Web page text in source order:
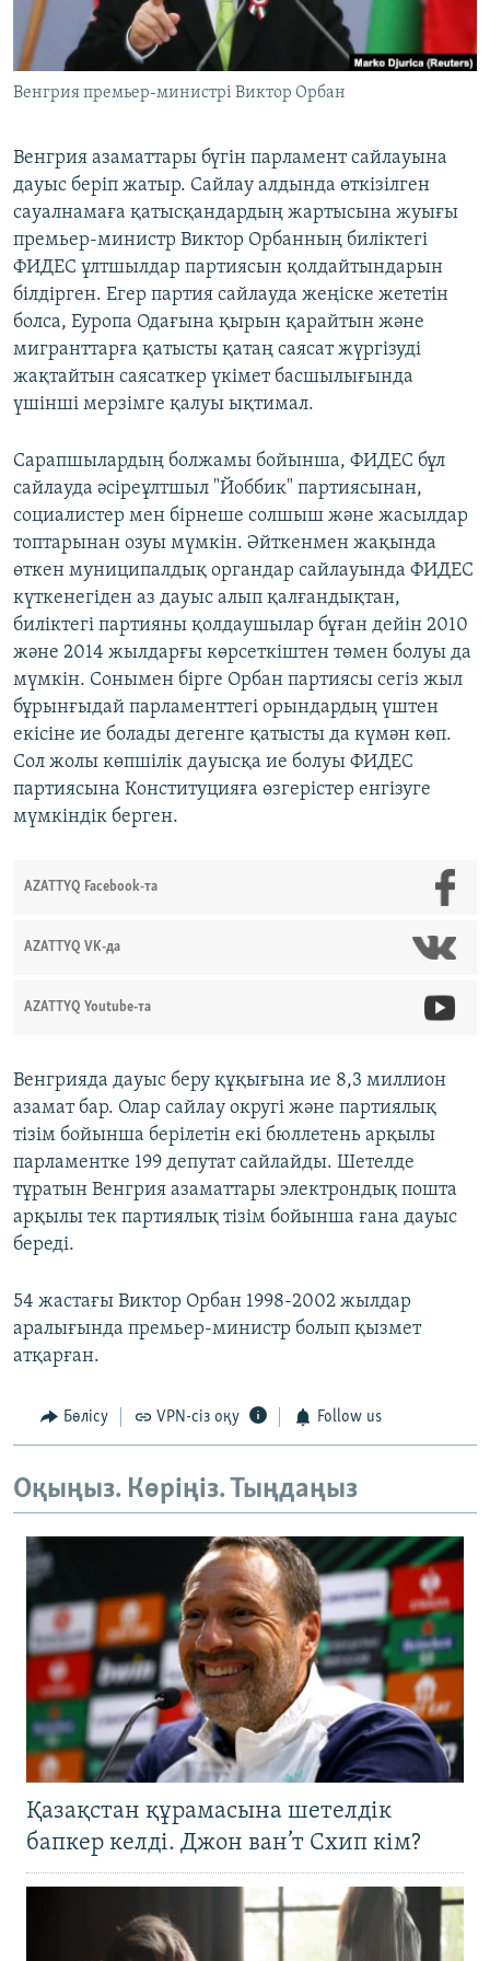
ЖАЗЫЛЫҢЫЗ
Венгрия премьер-министрі Виктор Орбан
Венгрия азаматтары бүгін парламент сайлауына
дауыс беріп жатыр. Сайлау алдында өткізілген
сауалнамаға қатысқандардың жартысына жуығы
премьер-министр Виктор Орбанның биліктегі
ФИДЕС ұлтшылдар партиясын қолдайтындарын
білдірген. Егер партия сайлауда жеңіске жететін
болса, Еуропа Одағына қырын қарайтын және
мигранттарға қатысты қатаң саясат жүргізуді
жақтайтын саясаткер үкімет басшылығында
үшінші мерзімге қалуы ықтимал.
Сарапшылардың болжамы бойынша, ФИДЕС бұл
сайлауда әсіреұлтшыл "Йоббик" партиясынан,
социалистер мен бірнеше солшыш және жасылдар
топтарынан озуы мүмкін. Әйткенмен жақында
өткен муниципалдық органдар сайлауында ФИДЕС
күткенегіден аз дауыс алып қалғандықтан,
биліктегі партияны қолдаушылар бұған дейін 2010
және 2014 жылдарғы көрсеткіштен төмен болуы да
мүмкін. Сонымен бірге Орбан партиясы сегіз жыл
бұрынғыдай парламенттегі орындардың үштен
екісіне ие болады дегенге қатысты да күмән көп.
Сол жолы көпшілік дауысқа ие болуы ФИДЕС
партиясына Конституцияға өзгерістер енгізуге
мүмкіндік берген.
AZATTYQ Facebook-та
AZATTYQ VK-да
AZATTYQ Youtube-та
Венгрияда дауыс беру құқығына ие 8,3 миллион
азамат бар. Олар сайлау округі және партиялық
тізім бойынша берілетін екі бюллетень арқылы
парламентке 199 депутат сайлайды. Шетелде
тұратын Венгрия азаматтары электрондық пошта
арқылы тек партиялық тізім бойынша ғана дауыс
береді.
54 жастағы Виктор Орбан 1998-2002 жылдар
аралығында премьер-министр болып қызмет
атқарған.
Бөлісу VPN-сіз оқу Follow us
Оқыңыз. Көріңіз. Тыңдаңыз
Қазақстан құрамасына шетелдік
бапкер келді. Джон ван’т Схип кім?